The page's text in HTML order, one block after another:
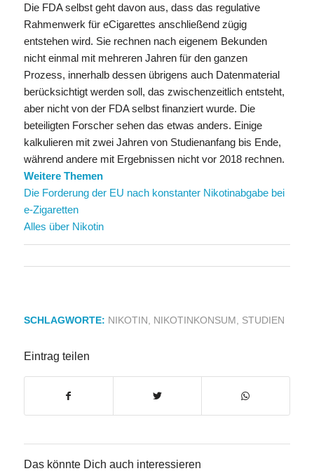
Die FDA selbst geht davon aus, dass das regulative
Rahmenwerk für eCigarettes anschließend zügig
entstehen wird. Sie rechnen nach eigenem Bekunden
nicht einmal mit mehreren Jahren für den ganzen
Prozess, innerhalb dessen übrigens auch Datenmaterial
berücksichtigt werden soll, das zwischenzeitlich entsteht,
aber nicht von der FDA selbst finanziert wurde. Die
beteiligten Forscher sehen das etwas anders. Einige
kalkulieren mit zwei Jahren von Studienanfang bis Ende,
während andere mit Ergebnissen nicht vor 2018 rechnen.
Weitere Themen
Die Forderung der EU nach konstanter Nikotinabgabe bei
e-Zigaretten
Alles über Nikotin
SCHLAGWORTE: NIKOTIN NIKOTINKONSUM STUDIEN
Eintrag teilen
Das könnte Dich auch interessieren